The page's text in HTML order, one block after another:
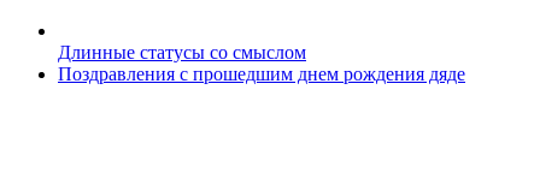
Длинные статусы со смыслом
Поздравления с прошедшим днем рождения дяде